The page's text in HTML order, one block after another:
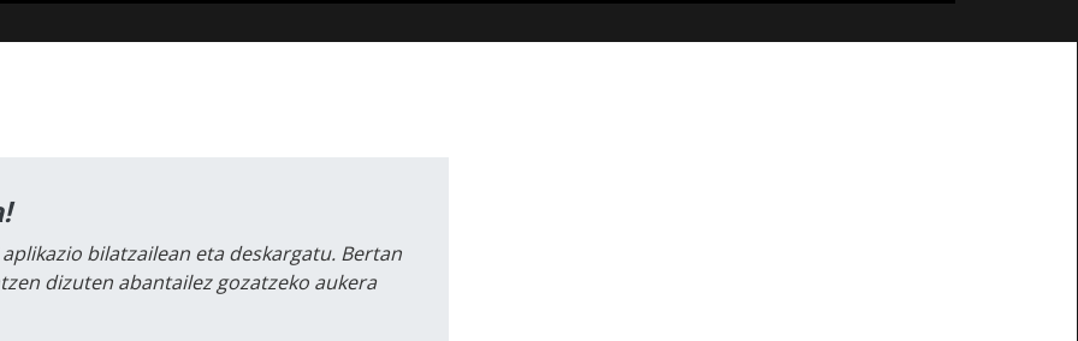
bilatzailean eta deskargatu. Bertan
dizuten abantailez gozatzeko aukera